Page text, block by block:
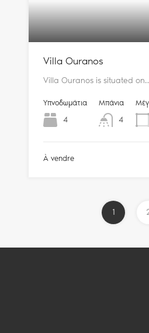
Villa Ouranos
Villa Ouranos is situated
Υπνοδωμάτια
4
Μπάνια
4
À vendre
1